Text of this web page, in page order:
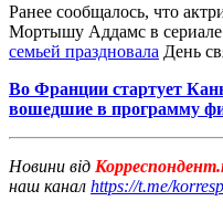
Ранее сообщалось, что
Мортышу Аддамс в сериале
семьей праздновала День
Во Франции стартует
вошедшие в программу
Новини від
наш канал https://t.me/